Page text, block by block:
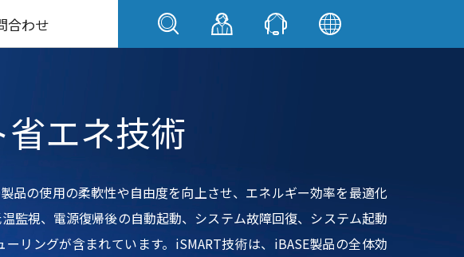
合わせ
エネ技術
品の使用の柔軟性や自由度を向上させ、エネルギー効率を最適化
監視、電源復帰後の自動起動、システム故障回復、システム起動
リングが含まれています。iSMART技術は、iBASE製品の全体効